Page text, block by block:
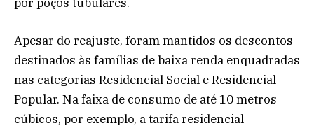
Apesar do reajuste, foram mantidos os descontos
destinados às famílias de baixa renda enquadradas
nas categorias Residencial Social e Residencial
Popular. Na faixa de consumo de até 10 metros
cúbicos, por exemplo, a tarifa residencial